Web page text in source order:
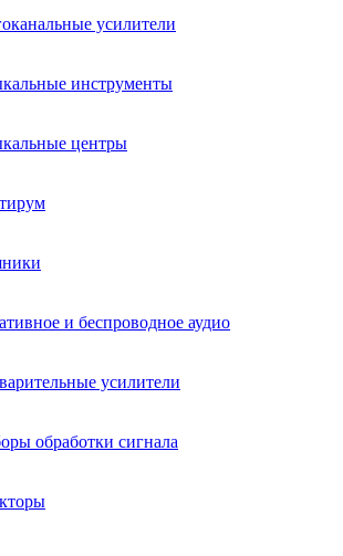
усилители
инструменты
центры
и беспроводное аудио
усилители
обработки сигнала